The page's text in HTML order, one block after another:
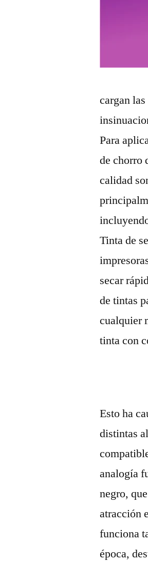
cargan
Para
de chorro
calidad
Tinta de
secar
de tintas
cualquier
tinta con
Esto ha
distintas
analogía
negro,
atracción
funciona
época,